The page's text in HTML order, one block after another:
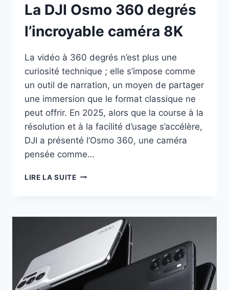
La DJI Osmo 360 degrés
l’incroyable caméra 8K
La vidéo à 360 degrés n’est plus une
curiosité technique ; elle s’impose comme
un outil de narration, un moyen de partager
une immersion que le format classique ne
peut offrir. En 2025, alors que la course à la
résolution et à la facilité d’usage s’accélère,
DJI a présenté l’Osmo 360, une caméra
pensée comme…
LIRE LA SUITELA
DEGRÉS
L’INCROYABLE
CAMÉRA